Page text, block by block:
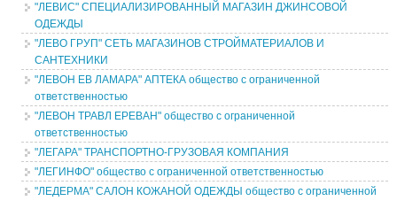
"ЛЕВИС" СПЕЦИАЛИЗИРОВАННЫЙ МАГАЗИН ДЖИНСОВОЙ
ОДЕЖДЫ
"ЛЕВО ГРУП" СЕТЬ МАГАЗИНОВ СТРОЙМАТЕРИАЛОВ И
САНТЕХНИКИ
"ЛЕВОН ЕВ ЛАМАРА" АПТЕКА общество с ограниченной
ответственностью
"ЛЕВОН ТРАВЛ ЕРЕВАН" общество с ограниченной
ответственностью
"ЛЕГАРА" ТРАНСПОРТНО-ГРУЗОВАЯ КОМПАНИЯ
"ЛЕГИНФО" общество с ограниченной ответственностью
"ЛЕДЕРМА" САЛОН КОЖАНОЙ ОДЕЖДЫ общество с ограниченной